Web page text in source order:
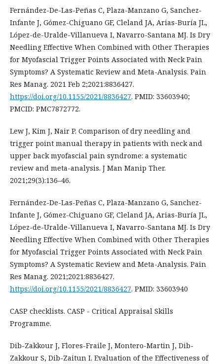
Fernández-De-Las-Peñas C, Plaza-Manzano G, Sanchez-
Infante J, Gómez-Chiguano GF, Cleland JA, Arias-Buría JL,
López-de-Uralde-Villanueva I, Navarro-Santana MJ. Is Dry
Needling Effective When Combined with Other Therapies
for Myofascial Trigger Points Associated with Neck Pain
Symptoms? A Systematic Review and Meta-Analysis. Pain
Res Manag. 2021 Feb 2;2021:8836427.
https://doi.org/10.1155/2021/8836427. PMID: 33603940;
PMCID: PMC7872772.
Lew J, Kim J, Nair P. Comparison of dry needling and
trigger point manual therapy in patients with neck and
upper back myofascial pain syndrome: a systematic
review and meta-analysis. J Man Manip Ther.
2021;29(3):136–46.
Fernández-De-Las-Peñas C, Plaza-Manzano G, Sanchez-
Infante J, Gómez-Chiguano GF, Cleland JA, Arias-Buría JL,
López-de-Uralde-Villanueva I, Navarro-Santana MJ. Is Dry
Needling Effective When Combined with Other Therapies
for Myofascial Trigger Points Associated with Neck Pain
Symptoms? A Systematic Review and Meta-Analysis. Pain
Res Manag. 2021;2021:8836427.
https://doi.org/10.1155/2021/8836427. PMID: 33603940
CASP checklists. CASP - Critical Appraisal Skills
Programme.
Dib-Zakkour J, Flores-Fraile J, Montero-Martin J, Dib-
Zakkour S, Dib-Zaitun I. Evaluation of the Effectiveness of